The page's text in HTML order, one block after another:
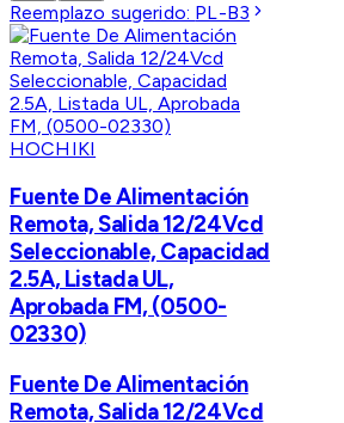
Reemplazo sugerido: PL-B3
HOCHIKI
Fuente De Alimentación
Remota, Salida 12/24Vcd
Seleccionable, Capacidad
2.5A, Listada UL,
Aprobada FM, (0500-
02330)
Fuente De Alimentación
Remota, Salida 12/24Vcd